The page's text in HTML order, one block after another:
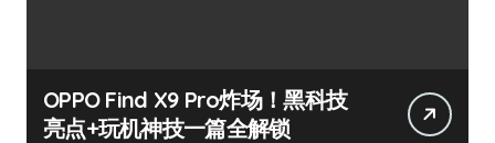
OPPO Find X9 Pro炸场！黑科技
亮点+玩机神技一篇全解锁